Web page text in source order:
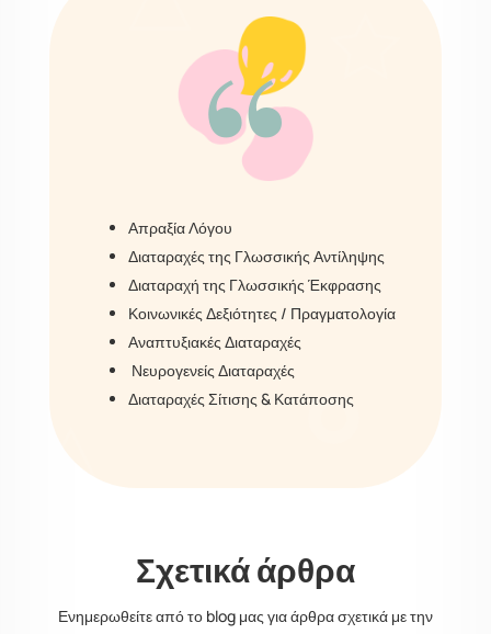
“
Απραξία Λόγου
Διαταραχές της Γλωσσικής Αντίληψης
Διαταραχή της Γλωσσικής Έκφρασης
Κοινωνικές Δεξιότητες / Πραγματολογία
Αναπτυξιακές Διαταραχές
Νευρογενείς Διαταραχές
Διαταραχές Σίτισης & Κατάποσης
Σχετικά άρθρα
Ενημερωθείτε από το blog μας για άρθρα σχετικά με την